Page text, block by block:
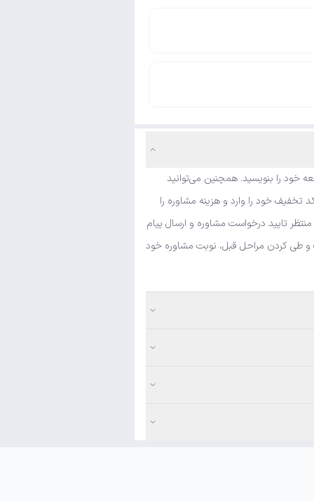
خود را بنویسید. همچنین می‌توانید
خود را وارد و هزینه مشاوره را
تایید درخواست مشاوره و ارسال پیام
و طی کردن مراحل قبل، نوبت مشاوره خود